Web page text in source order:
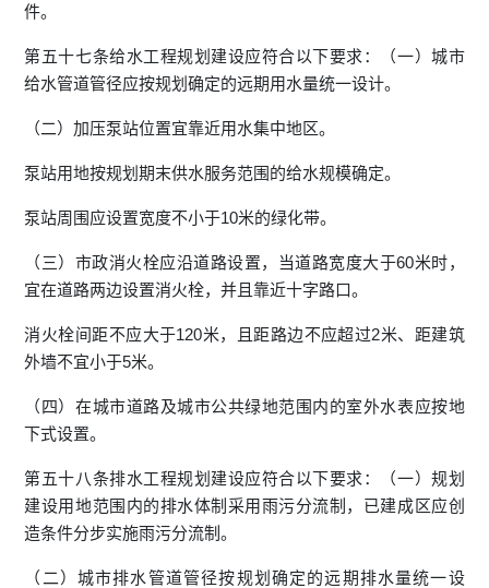
件。
第五十七条给水工程规划建设应符合以下要求：（一）城市
给水管道管径应按规划确定的远期用水量统一设计。
（二）加压泵站位置宜靠近用水集中地区。
泵站用地按规划期末供水服务范围的给水规模确定。
泵站周围应设置宽度不小于10米的绿化带。
（三）市政消火栓应沿道路设置，当道路宽度大于60米时，
宜在道路两边设置消火栓，并且靠近十字路口。
消火栓间距不应大于120米，且距路边不应超过2米、距建筑
外墙不宜小于5米。
（四）在城市道路及城市公共绿地范围内的室外水表应按地
下式设置。
第五十八条排水工程规划建设应符合以下要求：（一）规划
建设用地范围内的排水体制采用雨污分流制，已建成区应创
造条件分步实施雨污分流制。
（二）城市排水管道管径按规划确定的远期排水量统一设